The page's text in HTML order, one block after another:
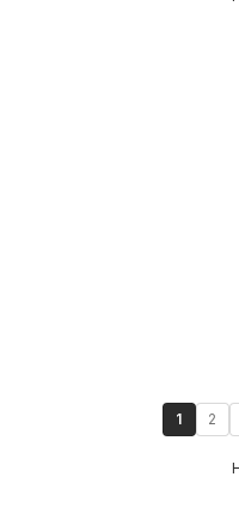
1 2